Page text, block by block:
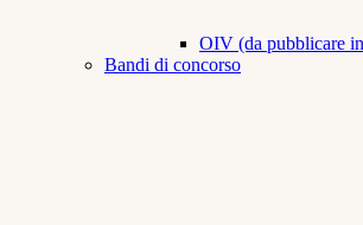
OIV (da pubblicare
Bandi di concorso